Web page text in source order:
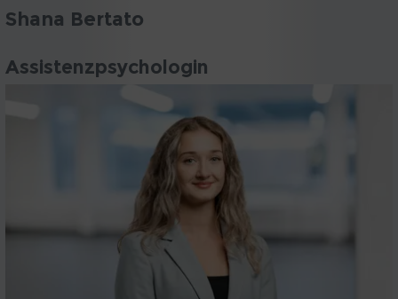
Shana Bertato
Assistenzpsychologin